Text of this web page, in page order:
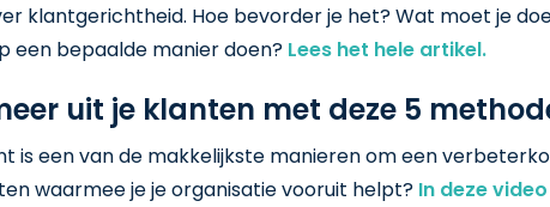
klantgerichtheid. Hoe bevorder je het? Wat moet je
een bepaalde manier doen? Lees het hele artikel.
uit je klanten met deze 5
is een van de makkelijkste manieren om een
waarmee je je organisatie vooruit helpt? In deze